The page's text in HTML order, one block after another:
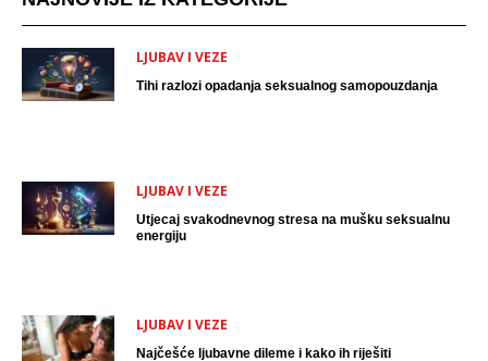
LJUBAV I VEZE
Tihi razlozi opadanja seksualnog samopouzdanja
LJUBAV I VEZE
Utjecaj svakodnevnog stresa na mušku seksualnu
energiju
LJUBAV I VEZE
Najčešće ljubavne dileme i kako ih riješiti